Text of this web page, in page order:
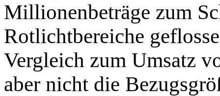
Millionenbeträge zum
Rotlichtbereiche
Vergleich zum Umsatz
aber nicht die